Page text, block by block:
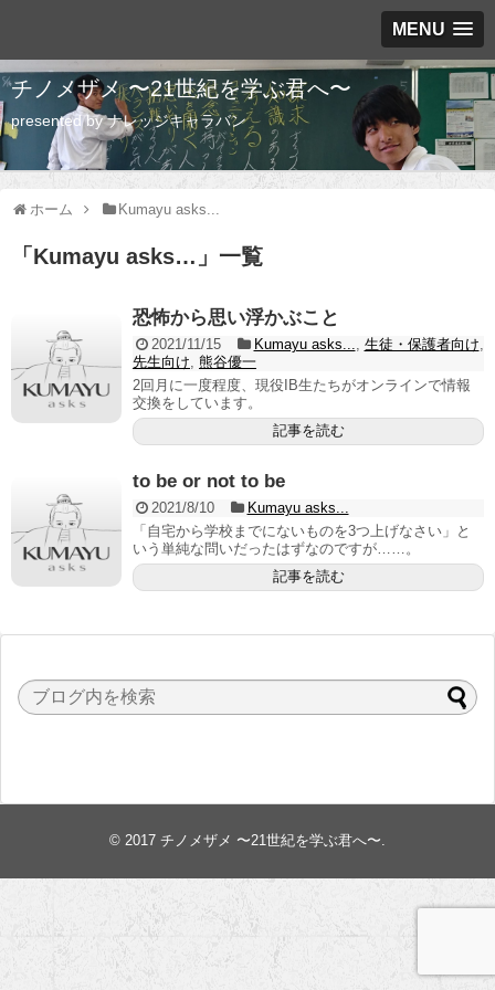
MENU
チノメザメ 〜21世紀を学ぶ君へ〜
presented by ナレッジキャラバン
ホーム Kumayu asks...
「 Kumayu asks… 」 一覧
恐怖から思い浮かぶこと
2021/11/15 Kumayu asks..., 生徒・保護者向け,
先生向け, 熊谷優一
2回月に一度程度、現役IB生たちがオンラインで情報
交換をしています。
記事を読む
to be or not to be
2021/8/10
Kumayu asks...
「自宅から学校までにないものを3つ上げなさい」と
いう単純な問いだったはずなのですが……。
記事を読む
© 2017 チノメザメ 〜21世紀を学ぶ君へ〜.